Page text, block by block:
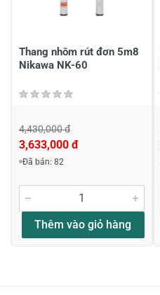
Gửi nhận xét
Thang nhôm rút đơn 5m8
Nikawa NK-60
4,430,000 đ
3,633,000 đ
Đã bán: 82
Thêm vào giỏ hàng